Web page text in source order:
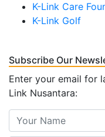
K-Link Care
K-Link Golf
Subscribe Our
Enter your email for
Link Nusantara: